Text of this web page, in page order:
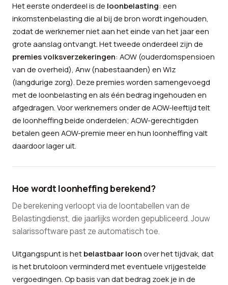
Het eerste onderdeel is de loonbelasting: een
inkomstenbelasting die al bij de bron wordt ingehouden,
zodat de werknemer niet aan het einde van het jaar een
grote aanslag ontvangt. Het tweede onderdeel zijn de
premies volksverzekeringen: AOW (ouderdomspensioen
van de overheid), Anw (nabestaanden) en Wlz
(langdurige zorg). Deze premies worden samengevoegd
met de loonbelasting en als één bedrag ingehouden en
afgedragen. Voor werknemers onder de AOW-leeftijd telt
de loonheffing beide onderdelen; AOW-gerechtigden
betalen geen AOW-premie meer en hun loonheffing valt
daardoor lager uit.
Hoe wordt loonheffing berekend?
De berekening verloopt via de loontabellen van de
Belastingdienst, die jaarlijks worden gepubliceerd. Jouw
salarissoftware past ze automatisch toe.
Uitgangspunt is het belastbaar loon over het tijdvak, dat
is het brutoloon verminderd met eventuele vrijgestelde
vergoedingen. Op basis van dat bedrag zoek je in de